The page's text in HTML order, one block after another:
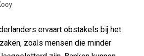
ervaart obstakels bij het
zoals mensen die minder